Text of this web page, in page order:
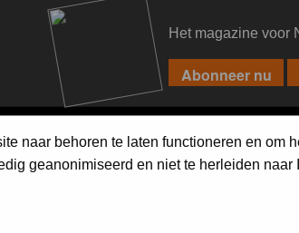
Het magazine voor
naar behoren te laten functioneren en om
geanonimiseerd en niet te herleiden naar